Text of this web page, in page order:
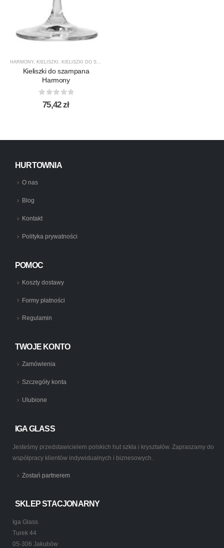
HARMONY, KIELISZKI KIELISZKI DO SZAMPANA
Kieliszki do szampana
Harmony
out of 5
75,42zł
HURTOWNIA
O nas
Blog
Kontakt
Polityka prywatności
POMOC
Koszty dostawy
Formy płatności
Regulamin
TWOJE KONTO
Zamówienia
Szczegóły konta
Ulubione
IGA GLASS
Jesteśmy przedstawicielem polskich hut szkła i kryształów. Zapraszamy do
współpracy klientów indywidualnych i biznesowych.
Zostań partnerem
SKLEP STACJONARNY
Iga Glass
Turek 44
05-306 Jakubów